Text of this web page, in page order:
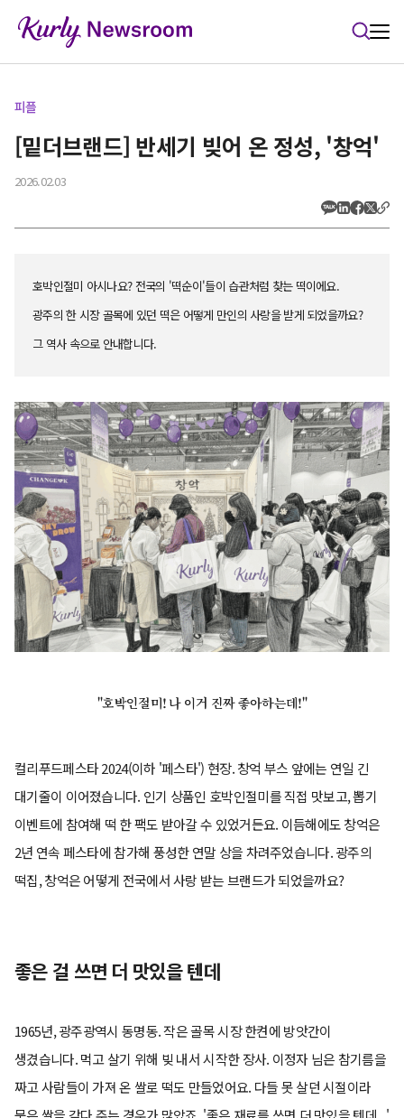
피플
[밑더브랜드] 반세기 빚어 온 정성, '창억'
2026.02.03
호박인절미 아시나요? 전국의 '떡순이'들이 습관처럼 찾는 떡이에요.
광주의 한 시장 골목에 있던 떡은 어떻게 만인의 사랑을 받게 되었을까요?
그 역사 속으로 안내합니다.
"호박인절미! 나 이거 진짜 좋아하는데!"
컬리푸드페스타 2024(이하 '페스타') 현장. 창억 부스 앞에는 연일 긴
대기줄이 이어졌습니다. 인기 상품인 호박인절미를 직접 맛보고, 뽑기
이벤트에 참여해 떡 한 팩도 받아갈 수 있었거든요. 이듬해에도 창억은
2년 연속 페스타에 참가해 풍성한 연말 상을 차려주었습니다. 광주의
떡집, 창억은 어떻게 전국에서 사랑 받는 브랜드가 되었을까요?
좋은 걸 쓰면 더 맛있을 텐데
1965년, 광주광역시 동명동. 작은 골목 시장 한켠에 방앗간이
생겼습니다. 먹고 살기 위해 빚 내서 시작한 장사. 이정자 님은 참기름을
짜고 사람들이 가져 온 쌀로 떡도 만들었어요. 다들 못 살던 시절이라